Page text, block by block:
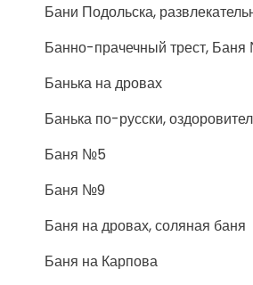
Бани Подольска,
Банно-прачечный трест,
Банька на дровах
Банька по-русски,
Баня №5
Баня №9
Баня на дровах, соляная баня
Баня на Карпова